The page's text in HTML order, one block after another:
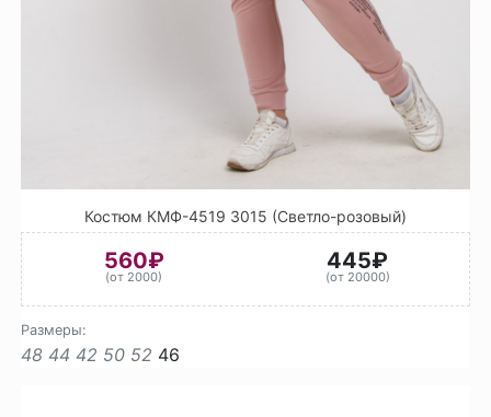
Костюм КМФ-4519 3015 (Светло-розовый)
560₽
(от 2000)
445₽
(от 20000)
Размеры:
48 44 42 50 52 46